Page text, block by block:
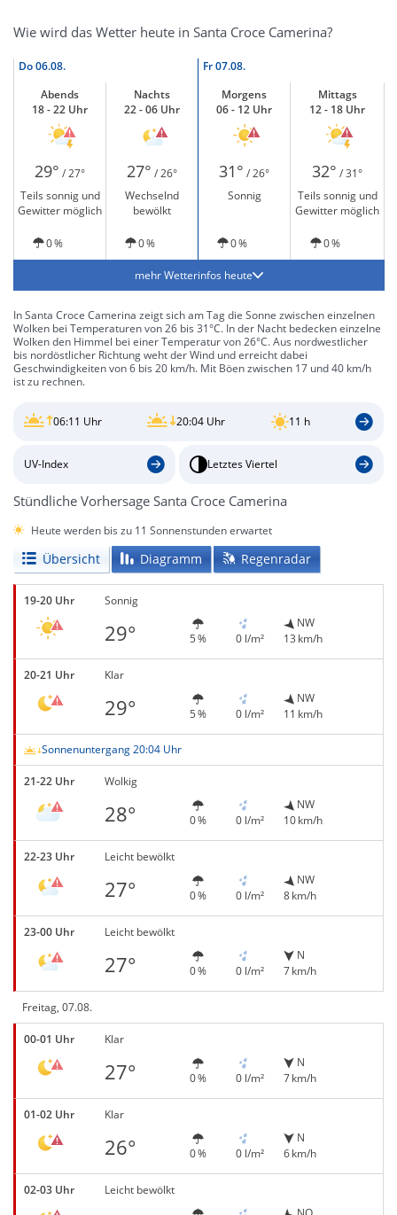
Wie wird das Wetter heute in Santa Croce Camerina?
Do06.08. Fr07.08.
Abends
18 - 22 Uhr
Nachts
22 - 06 Uhr
Morgens
06 - 12 Uhr
Mittags
12 - 18 Uhr
29° / 27° 27° / 26° 31° / 26° 32° / 31°
Teils sonnig und
Gewitter möglich
Wechselnd
bewölkt
Sonnig
Teils sonnig und
Gewitter möglich
0 % 0 % 0 % 0 %
mehr Wetterinfos heute
In Santa Croce Camerina zeigt sich am Tag die Sonne zwischen einzelnen
Wolken bei Temperaturen von 26 bis 31°C. In der Nacht bedecken einzelne
Wolken den Himmel bei einer Temperatur von 26°C. Aus nordwestlicher
bis nordöstlicher Richtung weht der Wind und erreicht dabei
Geschwindigkeiten von 6 bis 20 km/h. Mit Böen zwischen 17 und 40 km/h
ist zu rechnen.
06:11 Uhr 20:04 Uhr 11 h
UV-Index Letztes Viertel
Stündliche Vorhersage Santa Croce Camerina
Heute werden bis zu 11 Sonnenstunden erwartet
Übersicht Diagramm Regenradar
19-20 Uhr Sonnig
29° 5 % 0 l/m²
NW
13 km/h
20-21 Uhr Klar
29° 5 % 0 l/m²
NW
11 km/h
Sonnenuntergang 20:04 Uhr
21-22 Uhr Wolkig
28° 0 % 0 l/m²
NW
10 km/h
22-23 Uhr Leicht bewölkt
27° 0 % 0 l/m²
NW
8 km/h
23-00 Uhr Leicht bewölkt
27° 0 % 0 l/m²
N
7 km/h
Freitag, 07.08.
00-01 Uhr Klar
27° 0 % 0 l/m²
N
7 km/h
01-02 Uhr Klar
26° 0 % 0 l/m²
N
6 km/h
02-03 Uhr Leicht bewölkt